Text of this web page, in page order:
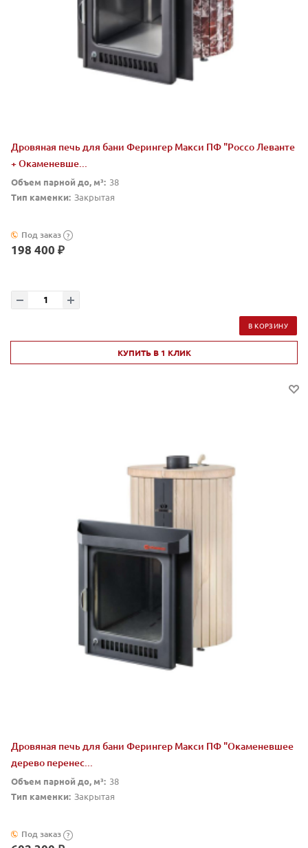
Дровяная печь для бани Ферингер Макси ПФ "Россо Леванте
+ Окаменевше...
Объем парной до, м³: 38
Тип каменки: Закрытая
Под заказ ?
198 400 ₽
В КОРЗИНУ
КУПИТЬ В 1 КЛИК
Дровяная печь для бани Ферингер Макси ПФ "Окаменевшее
дерево перенес...
Объем парной до, м³: 38
Тип каменки: Закрытая
Под заказ ?